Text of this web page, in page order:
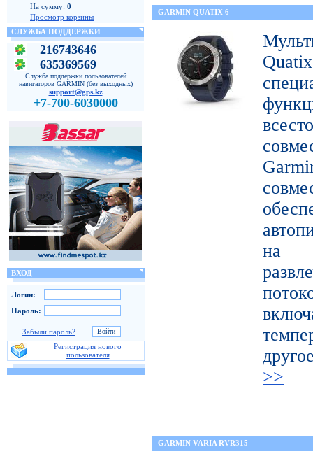
На сумму: 0
Просмотр корзины
СЛУЖБА ПОДДЕРЖКИ
216743646
635369569
Служба поддержки пользователей
навигаторов GARMIN (без выходных)
support@gps.kz
+7-700-6030000
ВХОД
Логин:
Пароль:
Забыли пароль?
Регистрация нового
пользователя
GARMIN QUATIX 6
на
>>
GARMIN VARIA RVR315